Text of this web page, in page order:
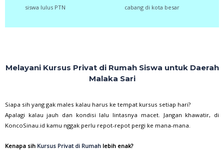
siswa lulus PTN cabang di kota besar
Melayani Kursus Privat di Rumah Siswa untuk Daerah
Malaka Sari
Siapa sih yang gak males kalau harus ke tempat kursus setiap hari?
Apalagi kalau jauh dan kondisi lalu lintasnya macet. Jangan khawatir, di
KoncoSinau.id kamu nggak perlu repot-repot pergi ke mana-mana.
Kenapa sih Kursus Privat di Rumah lebih enak?